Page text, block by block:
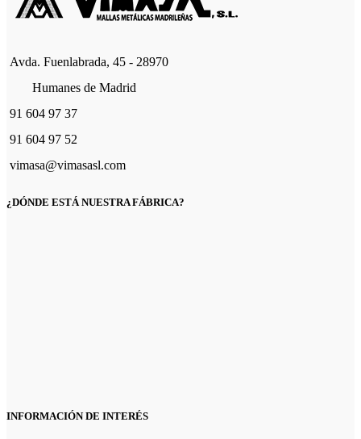
opciones
elegir
la
Avda. Fuenlabrada, 45 - 28970
Humanes de Madrid
91 604 97 37
91 604 97 52
vimasa@vimasasl.com
¿DÓNDE ESTÁ NUESTRA FÁBRICA?
INFORMACIÓN DE INTERÉS